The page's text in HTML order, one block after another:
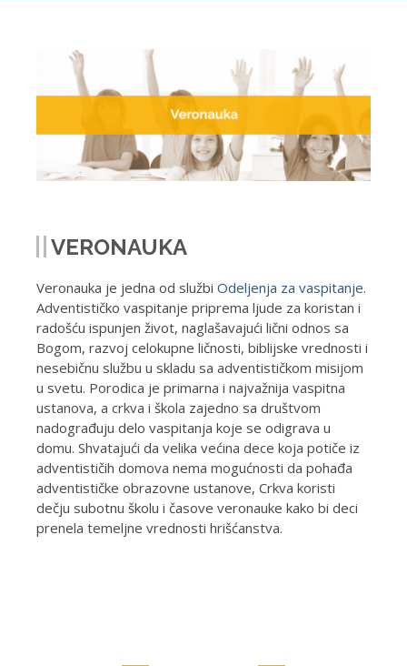
VERONAUKA
Veronauka je jedna od službi Odeljenja za vaspitanje.
Adventističko vaspitanje priprema ljude za koristan i
radošću ispunjen život, naglašavajući lični odnos sa
Bogom, razvoj celokupne ličnosti, biblijske vrednosti i
nesebičnu službu u skladu sa adventističkom misijom
u svetu. Porodica je primarna i najvažnija vaspitna
ustanova, a crkva i škola zajedno sa društvom
nadograđuju delo vaspitanja koje se odigrava u
domu. Shvatajući da velika većina dece koja potiče iz
adventističih domova nema mogućnosti da pohađa
adventističke obrazovne ustanove, Crkva koristi
dečju subotnu školu i časove veronauke kako bi deci
prenela temeljne vrednosti hrišćanstva.